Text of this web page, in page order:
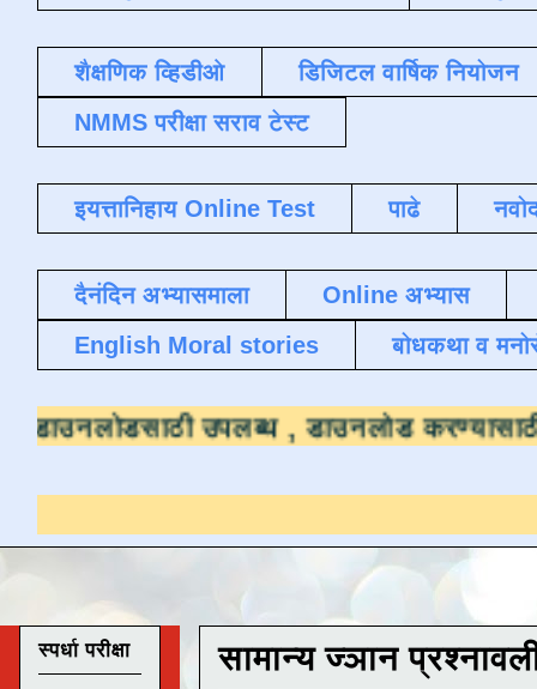
शैक्षणिक व्हिडीओ
डिजिटल वार्षिक नियोजन
NMMS परीक्षा सराव टेस्ट
इयत्तानिहाय Online Test पाढे
दैनंदिन अभ्यासमाला
Online अभ्यास
English Moral stories
बोधकथा व
२०२२ पर्यंत डाउनलोडसाठी उपलब्ध ,
सामान्य ज्ञान
स्पर्धा परीक्षा